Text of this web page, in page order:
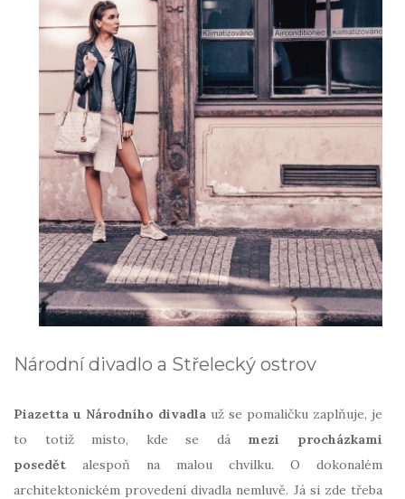
Národní divadlo a Střelecký ostrov
Piazetta u Národního divadla už se pomaličku zaplňuje, je
to totiž místo, kde se dá mezi procházkami
posedět alespoň na malou chvilku. O dokonalém
architektonickém provedení divadla nemluvě. Já si zde třeba